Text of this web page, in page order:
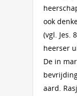
ook
(vgl. Jes.
heerser
De in
aard.